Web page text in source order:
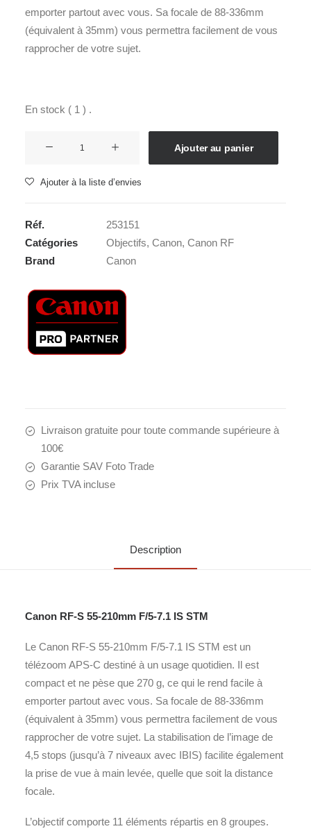
emporter partout avec vous. Sa focale de 88-336mm
(équivalent à 35mm) vous permettra facilement de vous
rapprocher de votre sujet.
En stock ( 1 ) .
CANON
55-
210
5-
STM
Ajouter au panier
Ajouter à la liste d’envies
Réf.
253151
Catégories
Objectifs, Canon, Canon RF
Brand
Canon
Livraison gratuite pour toute commande supérieure à
100€
Garantie SAV Foto Trade
Prix TVA incluse
Description
Canon RF-S 55-210mm F/5-7.1 IS STM
Le Canon RF-S 55-210mm F/5-7.1 IS STM est un
télézoom APS-C destiné à un usage quotidien. Il est
compact et ne pèse que 270 g, ce qui le rend facile à
emporter partout avec vous. Sa focale de 88-336mm
(équivalent à 35mm) vous permettra facilement de vous
rapprocher de votre sujet. La stabilisation de l’image de
4,5 stops (jusqu’à 7 niveaux avec IBIS) facilite également
la prise de vue à main levée, quelle que soit la distance
focale.
L’objectif comporte 11 éléments répartis en 8 groupes.